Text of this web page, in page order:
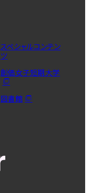
スペシャルコンテン
ツ
創価女子短期大学
図書館